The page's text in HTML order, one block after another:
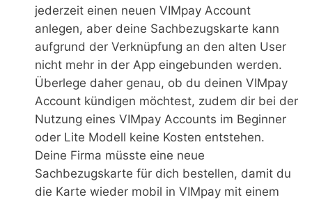
jederzeit einen neuen VIMpay Account
anlegen, aber deine Sachbezugskarte kann
aufgrund der Verknüpfung an den alten User
nicht mehr in der App eingebunden werden.
Überlege daher genau, ob du deinen VIMpay
Account kündigen möchtest, zudem dir bei der
Nutzung eines VIMpay Accounts im Beginner
oder Lite Modell keine Kosten entstehen.
Deine Firma müsste eine neue
Sachbezugskarte für dich bestellen, damit du
die Karte wieder mobil in VIMpay mit einem